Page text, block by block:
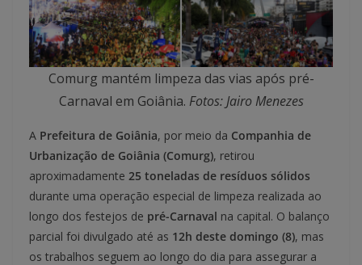
Comurg mantém limpeza das vias após pré-
Carnaval em Goiânia. Fotos: Jairo Menezes
A Prefeitura de Goiânia, por meio da Companhia de
Urbanização de Goiânia (Comurg), retirou
aproximadamente 25 toneladas de resíduos sólidos
durante uma operação especial de limpeza realizada ao
longo dos festejos de pré-Carnaval na capital. O balanço
parcial foi divulgado até as 12h deste domingo (8), mas
os trabalhos seguem ao longo do dia para assegurar a